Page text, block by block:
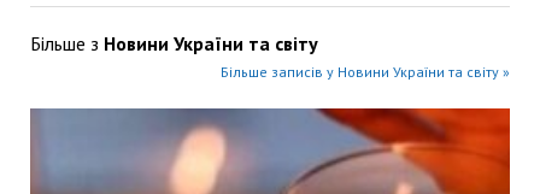
Більше з Новини України та світу
Більше записів у Новини України та світу »